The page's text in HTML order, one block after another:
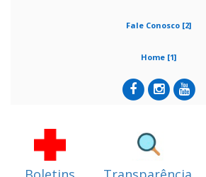
Fale Conosco [2]
Home [1]